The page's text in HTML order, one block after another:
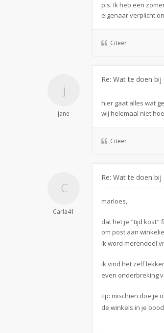
p.s. Ik heb een
eigenaar verplicht
Citeer
jane
Re: Wat te doen
hier gaat alles wat
wij helemaal niet
Citeer
Carla41
Re: Wat te doen
marloes,
dat het je "tijd kost"
om post aan
ik word merendeel
ik vind het zelf
even onderbreking
tip: mischien doe je
de winkels in je
.